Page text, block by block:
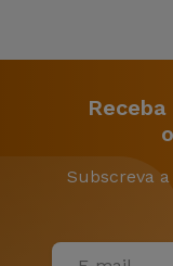
Subscreva